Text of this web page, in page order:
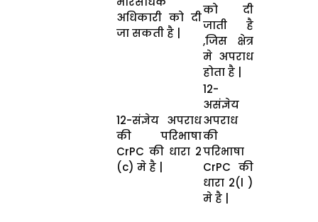
अधिकारी को दी
जा सकती है |
को दी
जाती है
,जिस क्षेत्र
मे अपराध
होता है |
12-संज्ञेय अपराध
की परिभाषा
CrPC की धारा 2
(c) मे है |
12-
असंज्ञेय
अपराध
की
परिभाषा
CrPC की
धारा 2(l )
मे है |